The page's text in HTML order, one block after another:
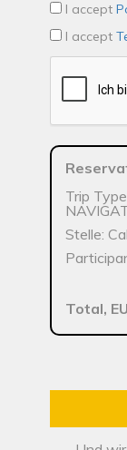
I accept
I accept
Trip
Stelle:
Total,